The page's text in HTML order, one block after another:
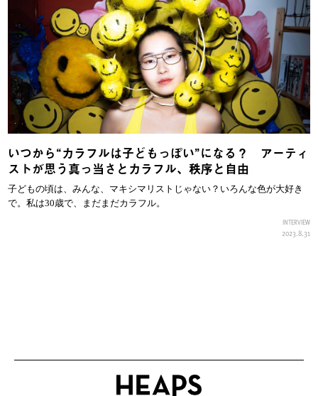
いつから“カラフルは子どもっぽい”になる？ アーティ
ストが思う真っ当さとカラフル、秩序と自由
子どもの頃は、みんな、マキシマリストじゃない？いろんな色が大好き
で。私は30歳で、まだまだカラフル。
INTERVIEW
2023.8.31